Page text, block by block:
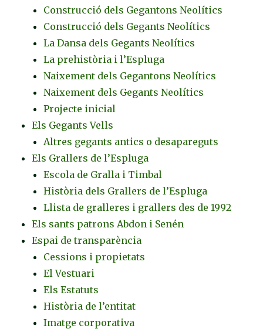
Construcció dels Gegantons Neolítics
Construcció dels Gegants Neolítics
La Dansa dels Gegants Neolítics
La prehistòria i l’Espluga
Naixement dels Gegantons Neolítics
Naixement dels Gegants Neolítics
Projecte inicial
Els Gegants Vells
Altres gegants antics o desapareguts
Els Grallers de l’Espluga
Escola de Gralla i Timbal
Història dels Grallers de l’Espluga
Llista de gralleres i grallers des de 1992
Els sants patrons Abdon i Senén
Espai de transparència
Cessions i propietats
El Vestuari
Els Estatuts
Història de l’entitat
Imatge corporativa